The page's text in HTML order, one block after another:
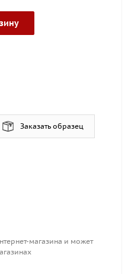
Заказать образец
магазина и может